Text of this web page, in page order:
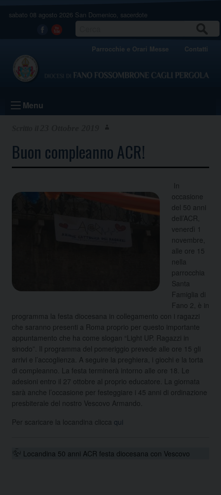
sabato 08 agosto 2026 San Domenico, sacerdote
Facebook
Youtube
Parrocchie e Orari Messe Contatti
Menu
Buon compleanno ACR!
In
occasione
del 50 anni
dell’ACR,
venerdì 1
novembre,
alle ore 15
nella
parrocchia
Santa
Famiglia di
Fano 2, è in
programma la festa diocesana in collegamento con i ragazzi
che saranno presenti a Roma proprio per questo importante
appuntamento che ha come slogan “Light UP. Ragazzi in
sinodo”. Il programma del pomeriggio prevede alle ore 15 gli
arrivi e l’accoglienza. A seguire la preghiera, i giochi e la torta
di compleanno. La festa terminerà intorno alle ore 18. Le
adesioni entro il 27 ottobre al proprio educatore. La giornata
sarà anche l’occasione per festeggiare i 45 anni di ordinazione
presbiterale del nostro Vescovo Armando.
Per scaricare la locandina clicca qui
Locandina 50 anni ACR festa diocesana con Vescovo